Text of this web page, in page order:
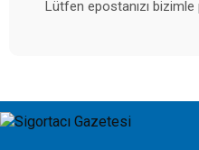
Lütfen epostanızı bizimle